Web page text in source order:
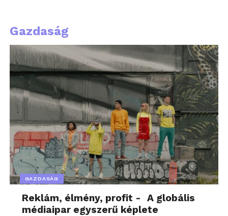
Gazdaság
GAZDASÁG
Reklám, élmény, profit - A globális
médiaipar egyszerű képlete